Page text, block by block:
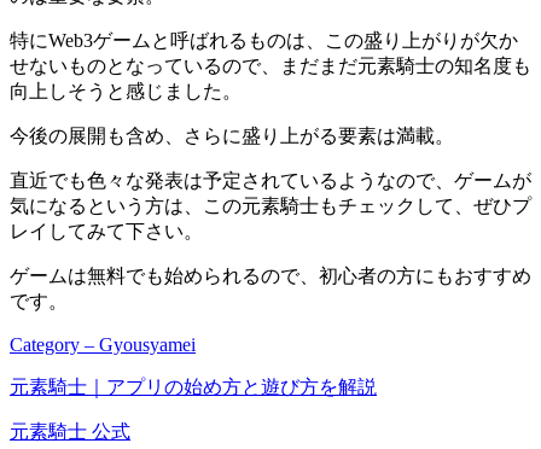
特にWeb3ゲームと呼ばれるものは、この盛り上がりが欠か
せないものとなっているので、まだまだ元素騎士の知名度も
向上しそうと感じました。
今後の展開も含め、さらに盛り上がる要素は満載。
直近でも色々な発表は予定されているようなので、ゲームが
気になるという方は、この元素騎士もチェックして、ぜひプ
レイしてみて下さい。
ゲームは無料でも始められるので、初心者の方にもおすすめ
です。
Category – Gyousyamei
元素騎士｜アプリの始め方と遊び方を解説
元素騎士 公式